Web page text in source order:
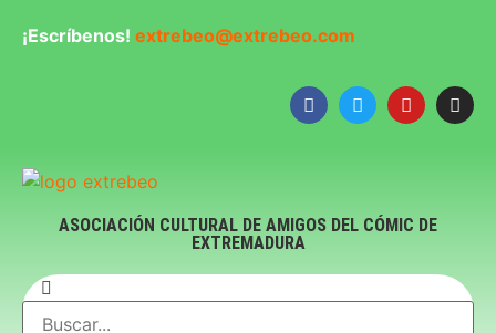
¡Escríbenos! extrebeo@extrebeo.com
ASOCIACIÓN CULTURAL DE AMIGOS DEL CÓMIC DE
EXTREMADURA